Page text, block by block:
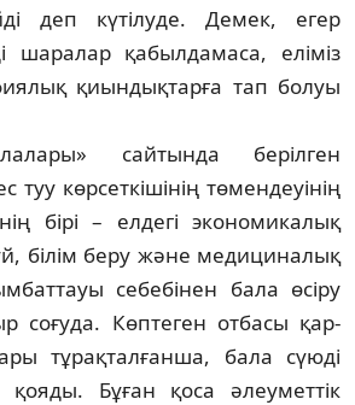
деп күтілуде. Демек, егер
шаралар қабылдамаса, еліміз
қиындықтарға тап болуы
сайтында беріл­ген
туу көрсеткішінің төмендеуінің
бірі – елдегі экономикалық
білім беру және медициналық
себебінен бала өсіру
соғуда. Көптеген отбасы қар­
тұрақталғанша, бала сүюді
қояды. Бұған қо­са әлеуметтік